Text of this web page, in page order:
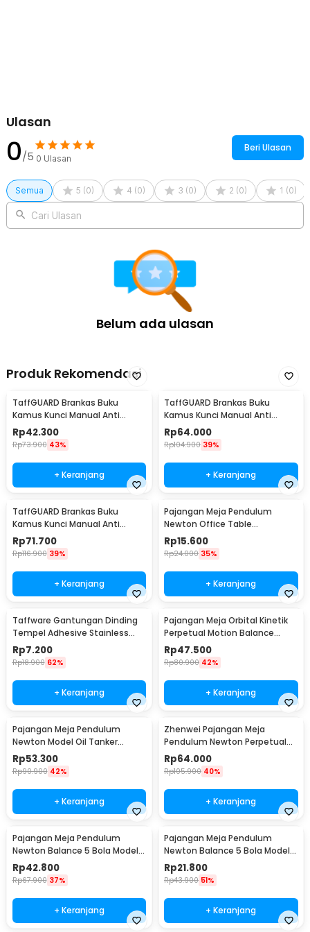
1 x Gen Tirai Jendela Blackout One Way Window Film Anti UV
Velcro - AF5
1 x Velcro Perekat
1 x Meteran
Ulasan
0/5 0 Ulasan
Beri Ulasan
Semua 5 (0) 4 (0) 3 (0) 2 (0) 1 (0)
Cari Ulasan
Belum ada ulasan
Produk Rekomendasi
TaffGUARD Brankas Buku
Kamus Kunci Manual Anti
Maling Hidden Safe Box Kecil -
KB-10L
Rp42.300
Rp73.900 43%
+ Keranjang
TaffGUARD Brankas Buku
Kamus Kunci Manual Anti
Maling Hidden Safe Box Sedang
- KB-10L
Rp64.000
Rp104.900 39%
+ Keranjang
TaffGUARD Brankas Buku
Kamus Kunci Manual Anti
Maling Hidden Safe Box Besar -
KB-10L
Rp71.700
Rp116.900 39%
+ Keranjang
Pajangan Meja Pendulum
Newton Office Table
Decoration 5 Ball S - H50S
Rp15.600
Rp24.000 35%
+ Keranjang
Taffware Gantungan Dinding
Tempel Adhesive Stainless
Steel 6 PCS - ST40
Rp7.200
Rp18.900 62%
+ Keranjang
Pajangan Meja Orbital Kinetik
Perpetual Motion Balance
Physics - NR31TX
Rp47.500
Rp80.900 42%
+ Keranjang
Pajangan Meja Pendulum
Newton Model Oil Tanker
Perpetual Debate - B101
Rp53.300
Rp90.900 42%
+ Keranjang
Zhenwei Pajangan Meja
Pendulum Newton Perpetual
Model Ferris Wheel - ZPW
Rp64.000
Rp105.900 40%
+ Keranjang
Pajangan Meja Pendulum
Newton Balance 5 Bola Model
Arched M - ZY02
Rp42.800
Rp67.900 37%
+ Keranjang
Pajangan Meja Pendulum
Newton Balance 5 Bola Model
Arched S - ZY02
Rp21.800
Rp43.900 51%
+ Keranjang